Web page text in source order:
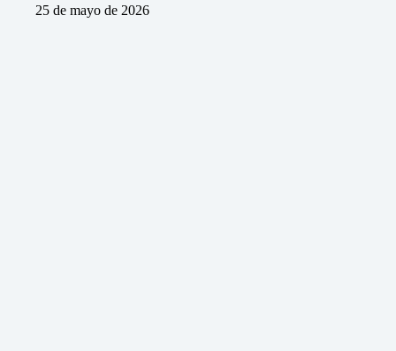
25 de mayo de 2026